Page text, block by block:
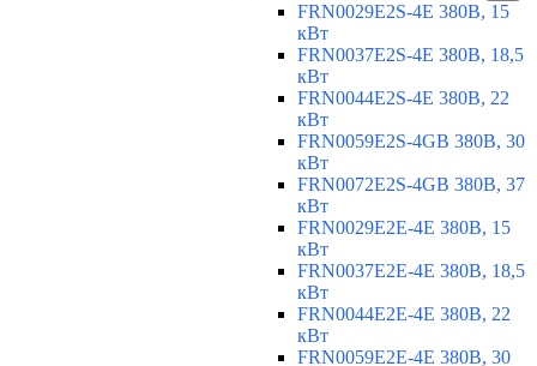
FRN0029E2S-4E 380В, 15
кВт
FRN0037E2S-4E 380В, 18,5
кВт
FRN0044E2S-4E 380В, 22
кВт
FRN0059E2S-4GB 380В, 30
кВт
FRN0072E2S-4GB 380В, 37
кВт
FRN0029E2E-4E 380В, 15
кВт
FRN0037E2E-4E 380В, 18,5
кВт
FRN0044E2E-4E 380В, 22
кВт
FRN0059E2E-4E 380В, 30